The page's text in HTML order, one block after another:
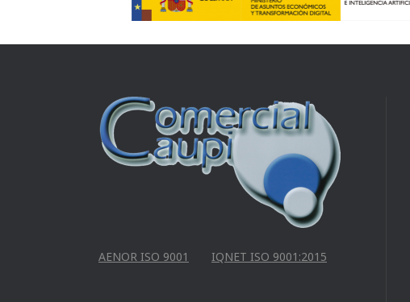
AENOR ISO 9001 IQNET ISO 9001:2015